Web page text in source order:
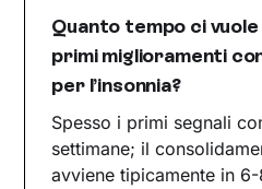
Quanto tempo ci
primi miglioramenti
per l’insonnia?
Spesso i primi segnali
settimane; il
avviene tipicamente in